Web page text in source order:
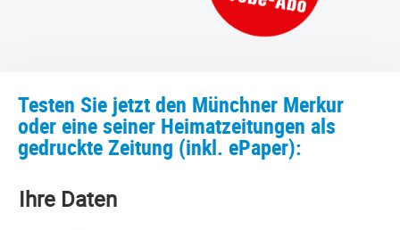
Testen Sie jetzt den Münchner Merkur
oder eine seiner Heimatzeitungen als
gedruckte Zeitung (inkl. ePaper):
Ihre Daten